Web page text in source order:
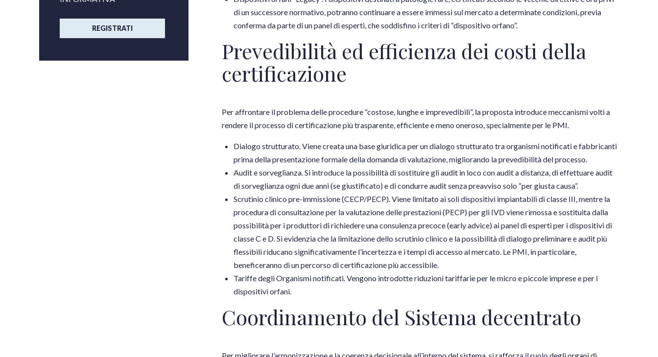
REGISTRATI
di un successore normativo, potranno continuare a essere immessi sul mercato a determinate condizioni, previa
conferma da parte di un panel di esperti, che soddisfino i criteri di “dispositivo orfano”.
Prevedibilità ed efficienza dei costi della
certificazione
Per affrontare il problema delle procedure “costose, lunghe e imprevedibili”, la proposta introduce meccanismi volti a
rendere il processo di certificazione più trasparente, efficiente e meno oneroso, specialmente per le PMI.
Dialogo strutturato. Viene creata una base giuridica per un dialogo strutturato tra organismi notificati e fabbricanti
prima della presentazione formale della domanda di valutazione, migliorando la prevedibilità del processo.
Audit e sorveglianza. Si introduce la possibilità di sostituire gli audit in loco con audit a distanza, di effettuare audit
di sorveglianza ogni due anni (se giustificato) e di condurre audit senza preavviso solo “per giusta causa”.
Scrutinio clinico pre-immissione (CECP/PECP). Viene limitato ai soli dispositivi impiantabili di classe III, mentre la
procedura di consultazione per la valutazione delle prestazioni (PECP) per gli IVD viene rimossa e sostituita dalla
possibilità per i produttori di richiedere una consulenza precoce (early advice) ai panel di esperti per i dispositivi di
classe C e D. Si evidenzia che la limitazione dello scrutinio clinico e la possibilità di dialogo preliminare e audit più
flessibili riducano significativamente l’incertezza e i tempi di accesso al mercato. Le PMI, in particolare,
beneficeranno di un percorso di certificazione più accessibile.
Tariffe degli Organismi notificati. Vengono introdotte riduzioni tariffarie per le micro e piccole imprese e per i
dispositivi orfani.
Coordinamento del Sistema decentrato